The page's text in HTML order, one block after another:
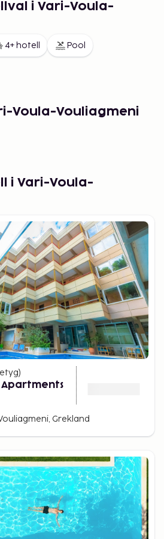
i Vari-Voula-
4+ hotell Pool
Voula-Vouliagmeni
i Vari-Voula-
)
Grekland